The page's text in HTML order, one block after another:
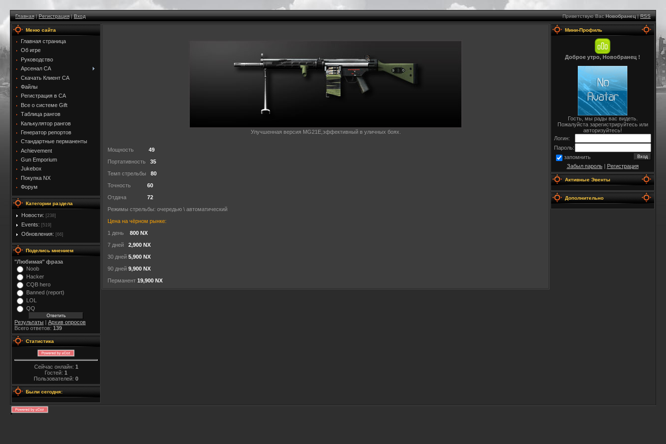
Главная|Регистрация|Вход Приветствую Вас Новобранец|RSS
Меню сайта
Главная страница
Об игре
Руководство
Арсенал CA
Скачать Клиент CA
Файлы
Регистрация в CA
Все о системе Gift
Таблица рангов
Калькулятор рангов
Генератор репортов
Стандартные перманенты
Achievement
Gun Emporium
Jukebox
Покупка NX
Форум
Категории раздела
Новости: [238]
Events: [519]
Обновления: [66]
Поделись мнением
"Любимая" фраза
Noob
Hacker
CQB hero
Banned (report)
LOL
QQ
Результаты | Архив опросов
Всего ответов: 139
Статистика
Сейчас онлайн: 1
Гостей: 1
Пользователей: 0
Были сегодня:
Улучшенная версия MG21E,эффективный в уличных боях.
Мощность 49
Портативность 35
Темп стрельбы 80
Точность 60
Отдача 72
Режимы стрельбы: очередью \ автоматический
Цена на чёрном рынке:
1 день
800 NX
7 дней 2,900 NX
30 дней 5,900 NX
90 дней 9,900 NX
Перманент 19,900 NX
Мини-Профиль
Доброе утро, Новобранец !
Гость, мы рады вас видеть.
Пожалуйста зарегистрируйтесь или
авторизуйтесь!
Логин:
Пароль:
запомнить
Забыл пароль| Регистрация
Активные Эвенты
Дополнительно